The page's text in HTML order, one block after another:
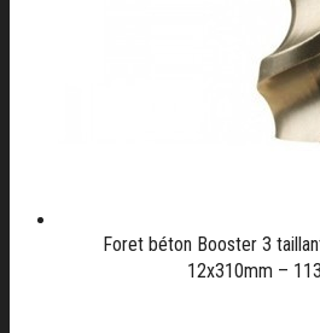
Foret béton Booster 3
12x310mm –